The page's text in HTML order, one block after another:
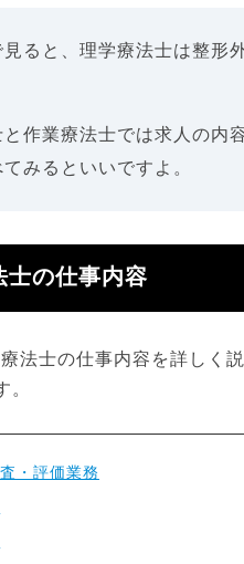
ると、理学療法士は整形
作業療法士では求人の内
みるといいですよ。
士の仕事内容
法士の仕事内容を詳しく
。
・評価業務